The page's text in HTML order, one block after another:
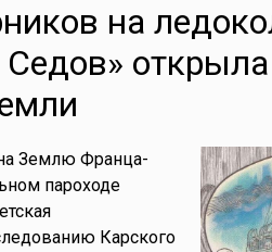
на
Седов»
Землю Франца-
пароходе
Карского